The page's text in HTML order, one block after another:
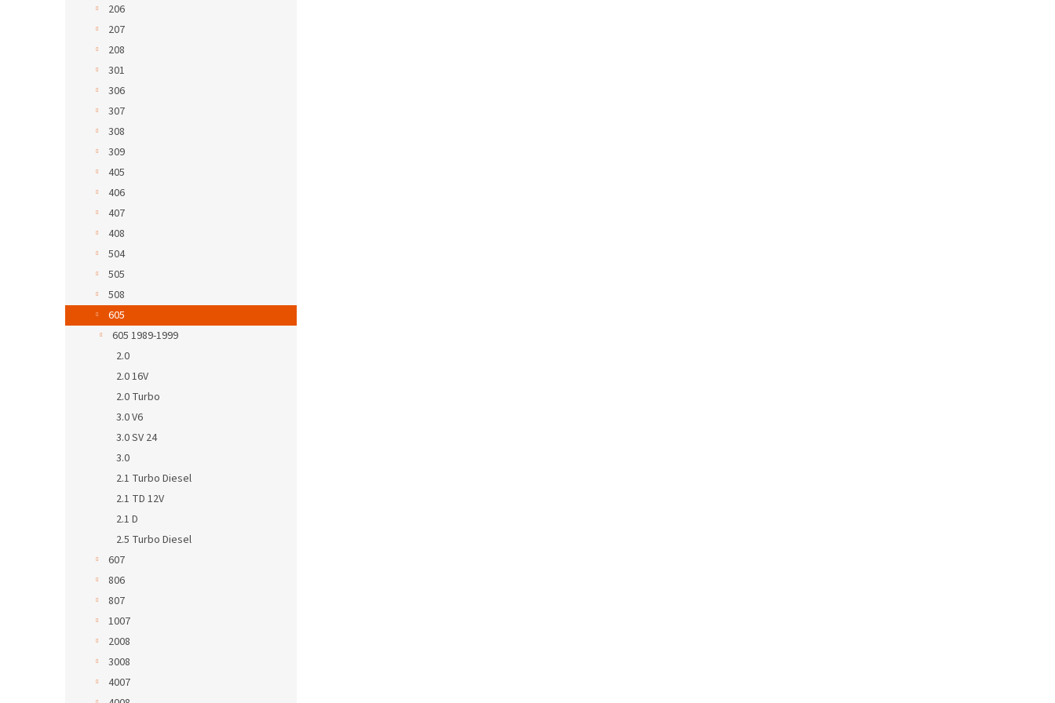
206
207
208
301
306
307
308
309
405
406
407
408
504
505
508
605
605 1989-1999
2.0
2.0 16V
2.0 Turbo
3.0 V6
3.0 SV 24
3.0
2.1 Turbo Diesel
2.1 TD 12V
2.1 D
2.5 Turbo Diesel
607
806
807
1007
2008
3008
4007